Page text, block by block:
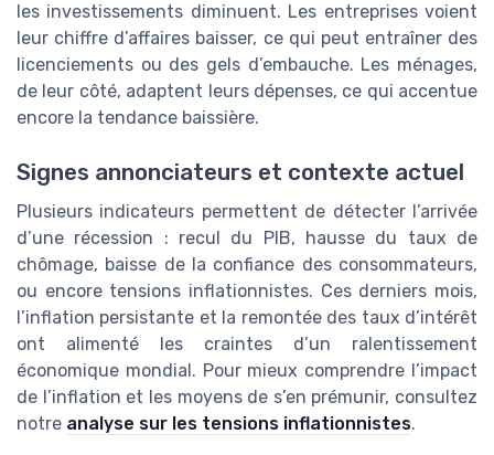
les investissements diminuent. Les entreprises voient
leur chiffre d’affaires baisser, ce qui peut entraîner des
licenciements ou des gels d’embauche. Les ménages,
de leur côté, adaptent leurs dépenses, ce qui accentue
encore la tendance baissière.
Signes annonciateurs et contexte actuel
Plusieurs indicateurs permettent de détecter l’arrivée
d’une récession : recul du PIB, hausse du taux de
chômage, baisse de la confiance des consommateurs,
ou encore tensions inflationnistes. Ces derniers mois,
l’inflation persistante et la remontée des taux d’intérêt
ont alimenté les craintes d’un ralentissement
économique mondial. Pour mieux comprendre l’impact
de l’inflation et les moyens de s’en prémunir, consultez
notre analyse sur les tensions inflationnistes.